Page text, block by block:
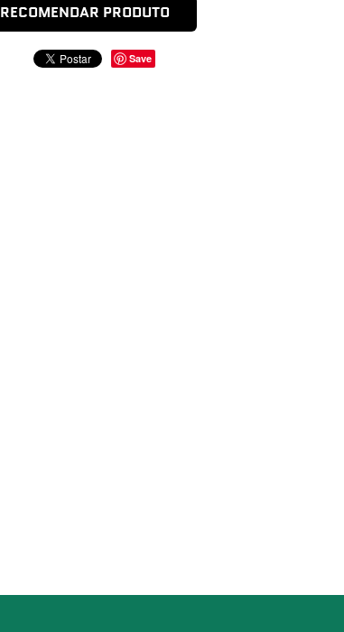
RECOMENDAR PRODUTO
Save